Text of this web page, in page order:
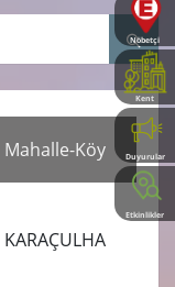
Nöbetçi
Eczaneler
Kent
Rehberi
Duyurular
Etkinlikler
Mahalle-Köy
KARAÇULHA